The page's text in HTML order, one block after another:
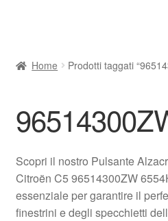
Contatto
Il mio account
Pagamenti
Home Prodotti taggati
Scopri il nostro Pulsante
Citroën C5 96514300ZW
essenziale per garantire il
finestrini e degli specchietti